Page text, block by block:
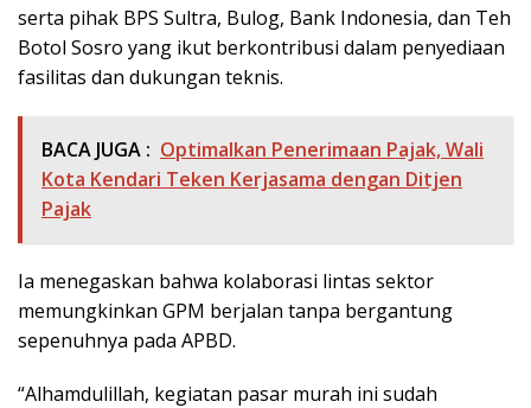
serta pihak BPS Sultra, Bulog, Bank Indonesia, dan Teh
Botol Sosro yang ikut berkontribusi dalam penyediaan
fasilitas dan dukungan teknis.
BACA JUGA : Optimalkan Penerimaan Pajak, Wali
Kota Kendari Teken Kerjasama dengan Ditjen
Pajak
Ia menegaskan bahwa kolaborasi lintas sektor
memungkinkan GPM berjalan tanpa bergantung
sepenuhnya pada APBD.
“Alhamdulillah, kegiatan pasar murah ini sudah